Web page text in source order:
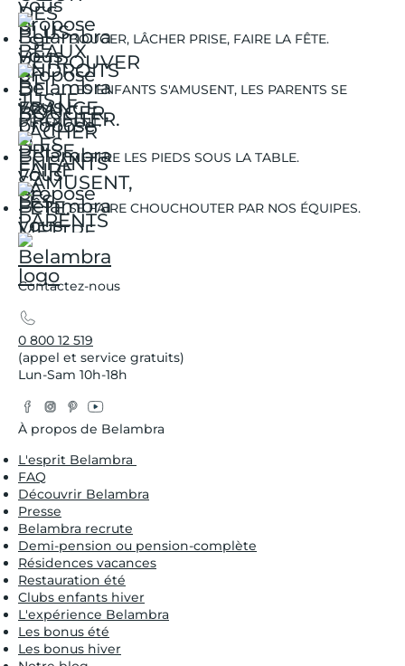
BOUGER, LÂCHER PRISE, FAIRE LA FÊTE.
LES ENFANTS S'AMUSENT, LES PARENTS SE
DÉTENDENT.
METTRE LES PIEDS SOUS LA TABLE.
SE FAIRE CHOUCHOUTER PAR NOS ÉQUIPES.
Contactez-nous
0 800 12 519
(appel et service gratuits)
Lun-Sam 10h-18h
Facebook
Instagram
Pinterest
YouTube
À propos de Belambra
L'esprit Belambra
FAQ
Découvrir Belambra
Presse
Belambra recrute
Demi-pension ou pension-complète
Résidences vacances
Restauration été
Clubs enfants hiver
L'expérience Belambra
Les bonus été
Les bonus hiver